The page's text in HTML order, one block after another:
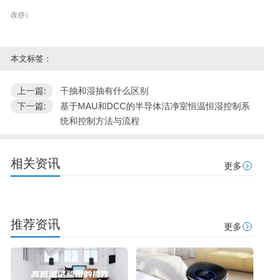
改@）
本文标签：
上一篇:
干抽和湿抽有什么区别
下一篇:
基于MAU和DCC的半导体洁净室恒温恒湿控制系
统和控制方法与流程
相关资讯 更多
推荐资讯 更多